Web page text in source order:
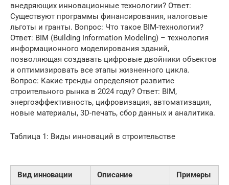
внедряющих инновационные технологии? Ответ:
Существуют программы финансирования, налоговые
льготы и гранты. Вопрос: Что такое BIM-технологии?
Ответ: BIM (Building Information Modeling) – технология
информационного моделирования зданий,
позволяющая создавать цифровые двойники объектов
и оптимизировать все этапы жизненного цикла.
Вопрос: Какие тренды определяют развитие
строительного рынка в 2024 году? Ответ: BIM,
энергоэффективность, цифровизация, автоматизация,
новые материалы, 3D-печать, сбор данных и аналитика.
Таблица 1: Виды инноваций в строительстве
Вид инновации Описание Примеры